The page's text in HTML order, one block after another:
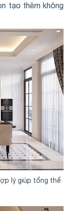
tạo thêm không
lý giúp tổng thể